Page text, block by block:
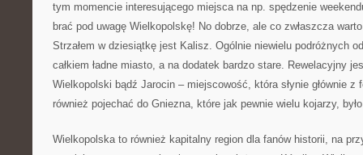
tym momencie interesującego miejsca na np. spędzenie
brać pod uwagę Wielkopolskę! No dobrze, ale co zwłaszcza
Strzałem w dziesiątkę jest Kalisz. Ogólnie niewielu podróżnych
całkiem ładne miasto, a na dodatek bardzo stare. Rewelacyjny
Wielkopolski bądź Jarocin – miejscowość, która słynie głównie z
również pojechać do Gniezna, które jak pewnie wielu kojarzy,
Wielkopolska to również kapitalny region dla fanów historii, na